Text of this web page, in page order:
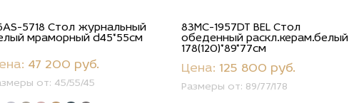
5718 Стол журнальный
мраморный d45*55см
47 200 руб.
от: 45/55/45
83MC-1957DT BEL Стол
обеденный раскл.керам.белый
178(120)*89*77см
Цена: 125 800 руб.
Размеры от: 89/77/178